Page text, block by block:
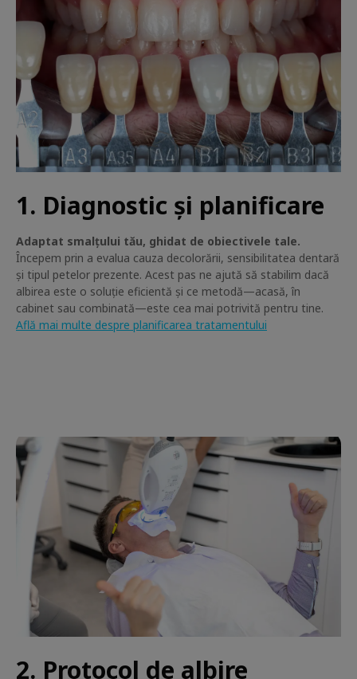
1. Diagnostic și planificare
Adaptat smalțului tău, ghidat de obiectivele tale.
Începem prin a evalua cauza decolorării, sensibilitatea dentară
și tipul petelor prezente. Acest pas ne ajută să stabilim dacă
albirea este o soluție eficientă și ce metodă—acasă, în
cabinet sau combinată—este cea mai potrivită pentru tine.
Află mai multe despre planificarea tratamentului
2. Protocol de albire